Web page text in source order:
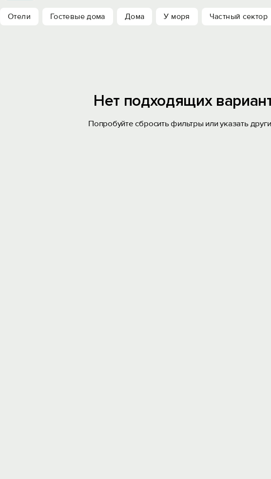
Отели Гостевые дома Дома У моря Частный сектор
Нет подходящих
Попробуйте сбросить фильтры или указать